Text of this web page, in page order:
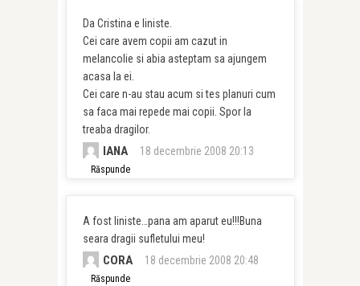
Da Cristina e liniste.
Cei care avem copii am cazut in
melancolie si abia asteptam sa ajungem
acasa la ei.
Cei care n-au stau acum si tes planuri cum
sa faca mai repede mai copii. Spor la
treaba dragilor.
IANA 18 decembrie 2008 20:13
Răspunde
A fost liniste…pana am aparut eu!!!Buna
seara dragii sufletului meu!
CORA 18 decembrie 2008 20:48
Răspunde